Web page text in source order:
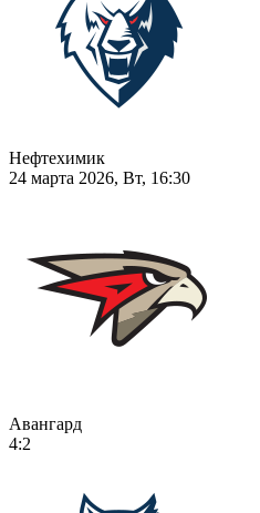
Нефтехимик
24 марта 2026, Вт, 16:30
Авангард
4:2